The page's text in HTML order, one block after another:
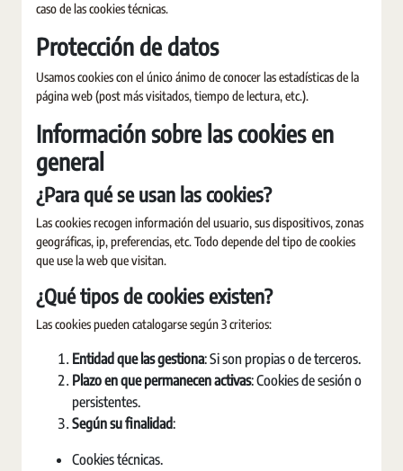
caso de las cookies técnicas.
Protección de datos
Usamos cookies con el único ánimo de conocer las estadísticas de la
página web (post más visitados, tiempo de lectura, etc.).
Información sobre las cookies en
general
¿Para qué se usan las cookies?
Las cookies recogen información del usuario, sus dispositivos, zonas
geográficas, ip, preferencias, etc. Todo depende del tipo de cookies
que use la web que visitan.
¿Qué tipos de cookies existen?
Las cookies pueden catalogarse según 3 criterios:
Entidad que las gestiona: Si son propias o de terceros.
Plazo en que permanecen activas: Cookies de sesión o
persistentes.
Según su finalidad:
Cookies técnicas.